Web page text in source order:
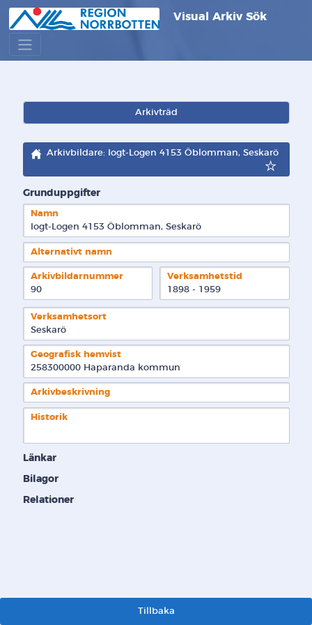
Visual Arkiv Sök
Arkivträd
Arkivbildare: Iogt-Logen 4153 Öblomman, Seskarö
Grunduppgifter
Namn
Iogt-Logen 4153 Öblomman, Seskarö
Alternativt namn
Arkivbildarnummer
90
Verksamhetstid
1898 - 1959
Verksamhetsort
Seskarö
Geografisk hemvist
Arkivbeskrivning
Historik
Länkar
Bilagor
Relationer
Tillbaka